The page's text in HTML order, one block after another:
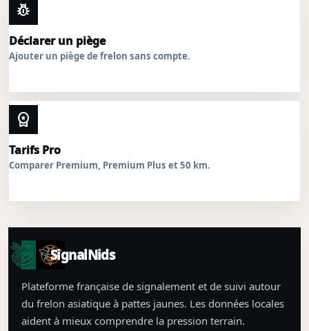
pest_control
Déclarer un piège
Ajouter un piège de frelon sans compte.
workspace_premium
Tarifs Pro
Comparer Premium, Premium Plus et 50 km.
SignalNids
Plateforme française de signalement et de suivi autour
du frelon asiatique à pattes jaunes. Les données locales
aident à mieux comprendre la pression terrain.